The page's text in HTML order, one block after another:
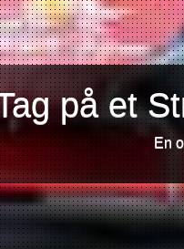
på et
En